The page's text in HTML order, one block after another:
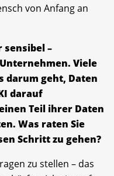
von Anfang an
sensibel –
Viele
darum geht, Daten
darauf
Teil ihrer Daten
Was raten Sie
Schritt zu gehen?
zu stellen – das